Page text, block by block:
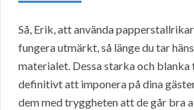
Så, Erik, att använda
fungera utmärkt, så länge du tar
materialet. Dessa starka och
definitivt att imponera på dina
dem med tryggheten att de går bra